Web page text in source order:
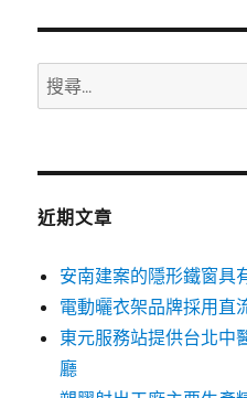
搜
尋
鍵
近期文章
安南建案的隱形鐵窗具
電動曬衣架品牌採用直
東元服務站提供台北中
廳